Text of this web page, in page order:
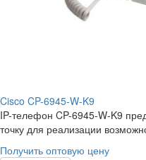
Cisco CP-6945-W-K9
IP-телефон CP-6945-W-K9
точку для реализации
Получить оптовую цену